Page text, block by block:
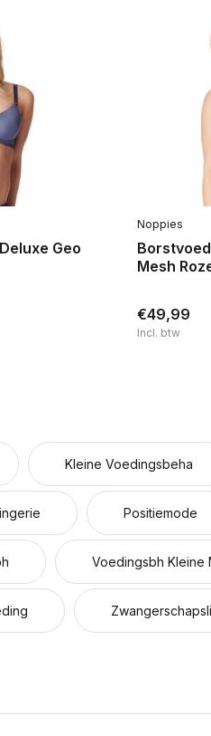
Geo
Noppies
Mesh
€49,99
Incl. btw
Kleine Voedingsbeha
Positiemode
Voedingsbh Kleine